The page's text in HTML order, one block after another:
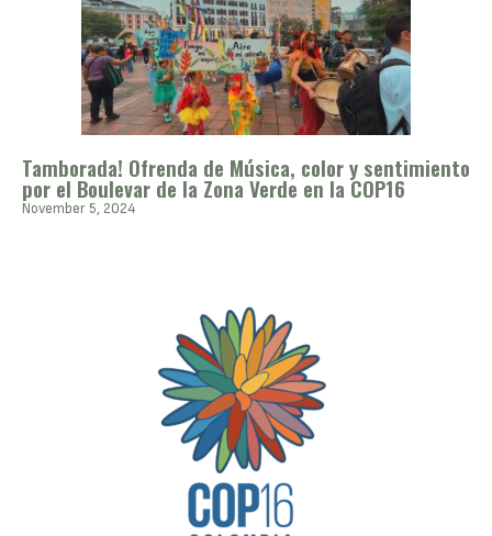
Tamborada! Ofrenda de Música, color y sentimiento
por el Boulevar de la Zona Verde en la COP16
November 5, 2024